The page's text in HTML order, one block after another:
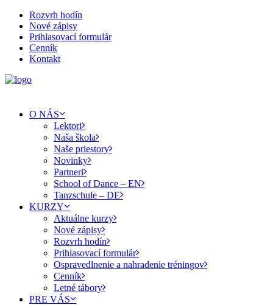
Rozvrh hodín
Nové zápisy
Prihlasovací formulár
Cenník
Kontakt
O NÁS
Lektori
Naša škola
Naše priestory
Novinky
Partneri
School of Dance – EN
Tanzschule – DE
KURZY
Aktuálne kurzy
Nové zápisy
Rozvrh hodín
Prihlasovací formulár
Ospravedlnenie a nahradenie tréningov
Cenník
Letné tábory
PRE VÁS